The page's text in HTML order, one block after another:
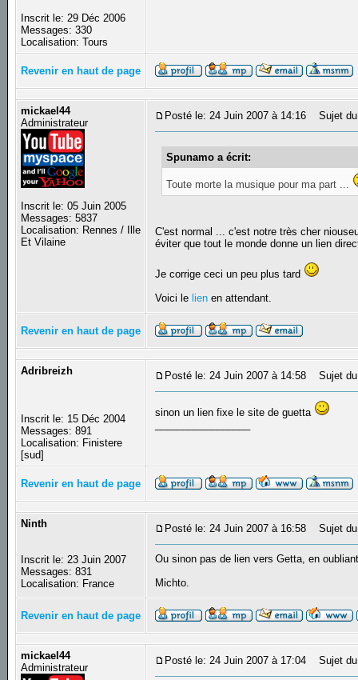
Inscrit le: 29 Déc 2006
Messages: 330
Localisation: Tours
Revenir en haut de page
mickael44
Administrateur
Inscrit le: 05 Juin 2005
Messages: 5837
Localisation: Rennes / Ille
Et Vilaine
Posté le: 24 Juin 2007 à 14:16 Sujet
Spunamo a écrit:
Toute morte la musique pour ma part ...
C'est normal ... c'est notre très cher
éviter que tout le monde donne un lien
Je corrige ceci un peu plus tard
Voici le lien en attendant.
Revenir en haut de page
Adribreizh
Inscrit le: 15 Déc 2004
Messages: 891
Localisation: Finistere
[sud]
Posté le: 24 Juin 2007 à 14:58 Sujet
sinon un lien fixe le site de guetta
Revenir en haut de page
Ninth
Inscrit le: 23 Juin 2007
Messages: 831
Localisation: France
Posté le: 24 Juin 2007 à 16:58 Sujet
Ou sinon pas de lien vers Getta, en
Michto.
Revenir en haut de page
mickael44
Administrateur
Posté le: 24 Juin 2007 à 17:04 Sujet